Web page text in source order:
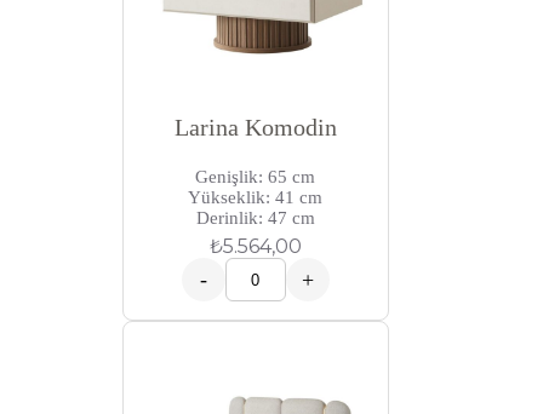
Larina Komodin
Genişlik: 65 cm
Yükseklik: 41 cm
Derinlik: 47 cm
₺5.564,00
- +